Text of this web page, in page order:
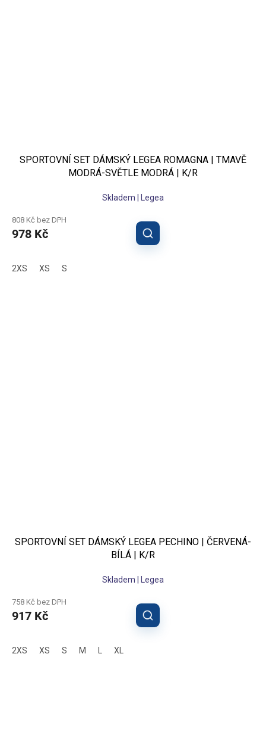
SPORTOVNÍ SET DÁMSKÝ LEGEA ROMAGNA | TMAVĚ
MODRÁ-SVĚTLE MODRÁ | K/R
Skladem | Legea
808 Kč bez DPH
978 Kč
2XS XS S
SPORTOVNÍ SET DÁMSKÝ LEGEA PECHINO | ČERVENÁ-
BÍLÁ | K/R
Skladem | Legea
758 Kč bez DPH
917 Kč
2XS XS S M XL